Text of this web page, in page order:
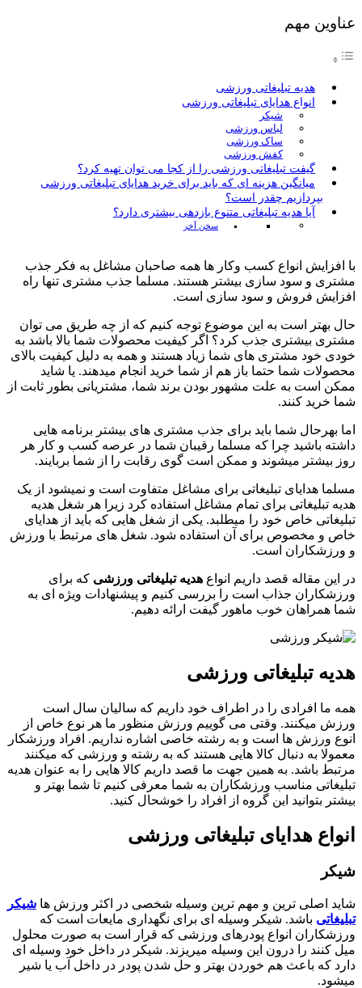
عناوین مهم
هدیه تبلیغاتی ورزشی
انواع هدایای تبلیغاتی ورزشی
شیکر
لباس ورزشی
ساک ورزشی
کفش ورزشی
گیفت تبلیغاتی ورزشی را از کجا می توان تهیه کرد؟
میانگین هزینه ای که باید برای خرید هدایای تبلیغاتی ورزشی
بپردازیم چقدر است؟
آیا هدیه تبلیغاتی متنوع بازدهی بیشتری دارد؟
سخن آخر
با افزایش انواع کسب وکار ها همه صاحبان مشاغل به فکر جذب
مشتری و سود سازی بیشتر هستند. مسلما جذب مشتری تنها راه
افزایش فروش و سود سازی است.
حال بهتر است به این موضوع توجه کنیم که از چه طریق می توان
مشتری بیشتری جذب کرد؟ اگر کیفیت محصولات شما بالا باشد به
خودی خود مشتری های شما زیاد هستند و همه به دلیل کیفیت بالای
محصولات شما حتما باز هم از شما خرید انجام میدهند. یا شاید
ممکن است به علت مشهور بودن برند شما، مشتریانی بطور ثابت از
شما خرید کنند.
اما بهرحال شما باید برای جذب مشتری های بیشتر برنامه هایی
داشته باشید چرا که مسلما رقیبان شما در عرصه کسب و کار هر
روز بیشتر میشوند و ممکن است گوی رقابت را از شما بربایند.
مسلما هدایای تبلیغاتی برای مشاغل متفاوت است و نمیشود از یک
هدیه تبلیغاتی برای تمام مشاغل استفاده کرد زیرا هر شغل هدیه
تبلیغاتی خاص خود را میطلبد. یکی از شغل هایی که باید از هدایای
خاص و مخصوص برای آن استفاده شود. شغل های مرتبط با ورزش
و ورزشکاران است.
در این مقاله قصد داریم انواع هدیه تبلیغاتی ورزشی که برای
ورزشکاران جذاب است را بررسی کنیم و پیشنهادات ویژه ای به
شما همراهان خوب ماهور گیفت ارائه دهیم.
هدیه تبلیغاتی ورزشی
همه ما افرادی را در اطراف خود داریم که سالیان سال است
ورزش میکنند. وقتی می گوییم ورزش منظور ما هر نوع خاص از
انوع ورزش ها است و به رشته خاصی اشاره نداریم. افراد ورزشکار
معمولا به دنبال کالا هایی هستند که به رشته و ورزشی که میکنند
مرتبط باشد. به همین جهت ما قصد داریم کالا هایی را به عنوان هدیه
تبلیغاتی مناسب ورزشکاران به شما معرفی کنیم تا شما بهتر و
بیشتر بتوانید این گروه از افراد را خوشحال کنید.
انواع هدایای تبلیغاتی ورزشی
شیکر
شاید اصلی ترین و مهم ترین وسیله شخصی در اکثر ورزش ها شیکر
تبلیغاتی باشد. شیکر وسیله ای برای نگهداری مایعات است که
ورزشکاران انواع پودرهای ورزشی که قرار است به صورت محلول
میل کنند را درون این وسیله میریزند. شیکر در داخل خود وسیله ای
دارد که باعث هم خوردن بهتر و حل شدن پودر در داخل آب یا شیر
میشود.